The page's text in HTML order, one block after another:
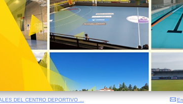
DEL CENTRO DEPORTIVO ...